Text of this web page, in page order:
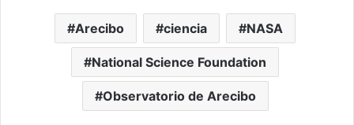
Arecibo ciencia NASA
National Science Foundation
Observatorio de Arecibo